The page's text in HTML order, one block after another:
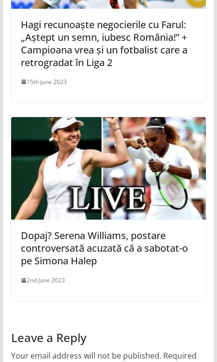
Hagi recunoaște negocierile cu Farul:
„Aștept un semn, iubesc România!” +
Campioana vrea și un fotbalist care a
retrogradat în Liga 2
15th June 2023
Dopaj? Serena Williams, postare
controversată acuzată că a sabotat-o
pe Simona Halep
2nd June 2023
Leave a Reply
Your email address will not be published. Required